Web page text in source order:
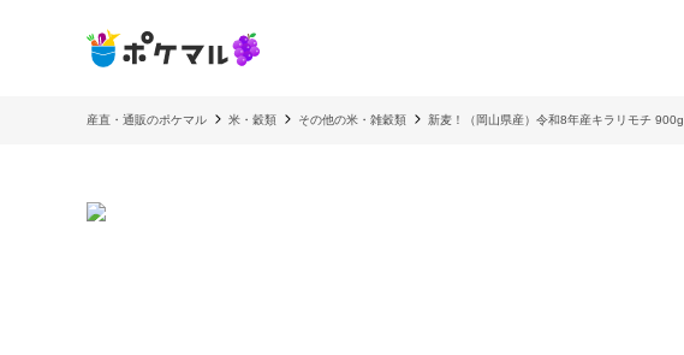
産直・通販のポケマル 米・穀類 その他の米・雑穀類 新麦！（岡山県産）令和8年産キラリモチ 900g